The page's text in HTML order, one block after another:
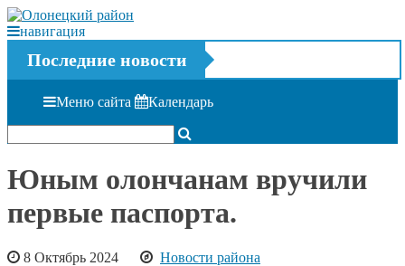
навигация
Последние новости
Меню сайта Календарь
Юным олончанам вручили
первые паспорта.
8 Октябрь 2024
Новости района